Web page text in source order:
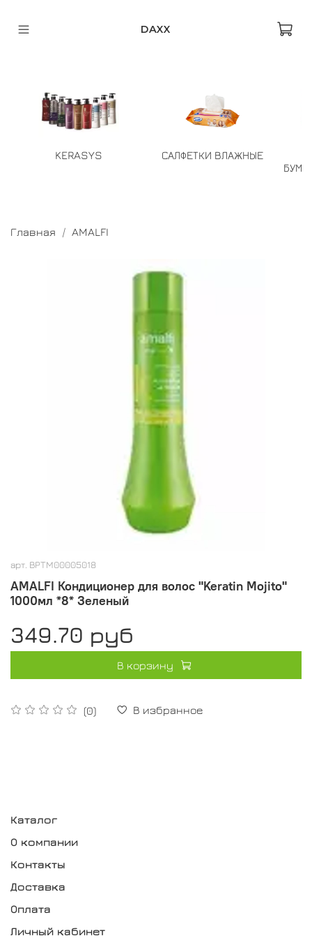
DAXX
KERASYS
САЛФЕТКИ ВЛАЖНЫЕ
Главная AMALFI
арт. BPTM00005018
AMALFI Кондиционер для волос "Keratin Mojito"
1000мл *8* Зеленый
(0) В избранное
349.70 руб
В корзину
Каталог
О компании
Контакты
Доставка
Оплата
Личный кабинет